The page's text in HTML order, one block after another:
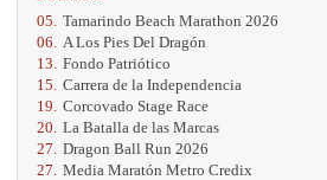
05. Tamarindo Beach Marathon 2026
06.
A Los Pies Del Dragón
13. Fondo Patriótico
15. Carrera de la Independencia
19. Corcovado Stage Race
20. La Batalla de las Marcas
27. Dragon Ball Run 2026
27. Media Maratón Metro Credix